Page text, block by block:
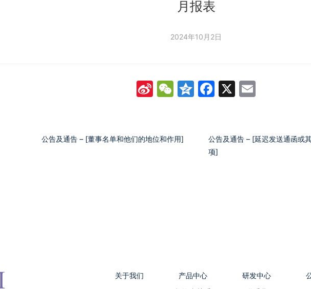
月报表
2024年10月2日
SinaWeChat
Qzone
Facebook
X
公告及通告 – [董事名单和他们的地位和作用]
公告及通告 – [延迟发送通函或
项]
关于我们 产品中心 研发中心